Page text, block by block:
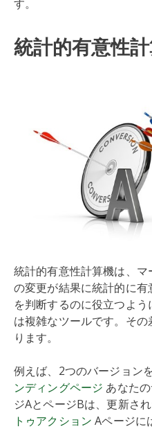
す。
統計的有意性
統計的有意性計算機は、
の変更が結果に統計的に
を判断するのに役立つよ
は複雑なツールです。そ
ります。
例えば、2つのバージョン
ンディングページ あなた
ジAとページBは、更新さ
トゥアクション Aページに